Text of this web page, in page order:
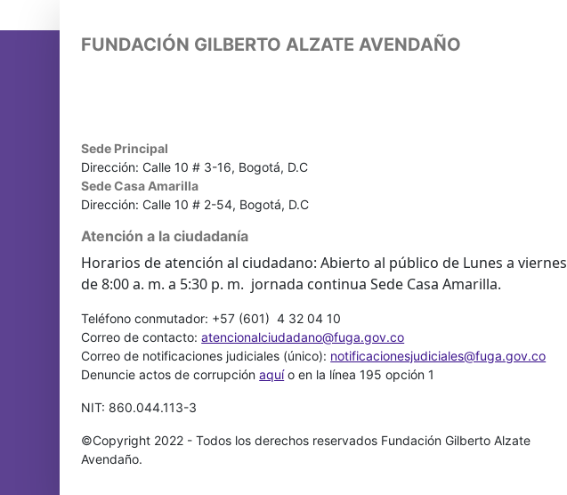
FUNDACIÓN GILBERTO ALZATE AVENDAÑO
Sede Principal
Dirección: Calle 10 # 3-16, Bogotá, D.C
Sede Casa Amarilla
Dirección: Calle 10 # 2-54, Bogotá, D.C
Atención a la ciudadanía
Horarios de atención al ciudadano: Abierto al público de Lunes a viernes
de 8:00 a. m. a 5:30 p. m. jornada continua Sede Casa Amarilla.
Teléfono conmutador: +57 (601) 4 32 04 10
Correo de contacto:atencionalciudadano@fuga.gov.co
Correo de notificaciones judiciales (único): notificacionesjudiciales@fuga.gov.co
Denuncie actos de corrupciónaquío en la línea 195 opción 1
NIT: 860.044.113-3
©Copyright 2022 - Todos los derechos reservados Fundación Gilberto Alzate
Avendaño.